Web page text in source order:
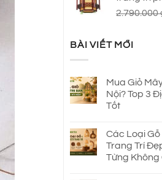
2.790.000
BÀI VIẾT MỚI
Mua Giỏ
Nội? Top 3
Tốt
Các Loại
Trang Trí
Từng Không